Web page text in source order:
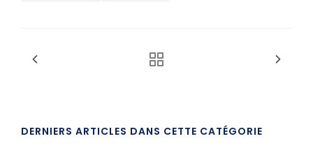
DERNIERS ARTICLES DANS CETTE CATÉGORIE